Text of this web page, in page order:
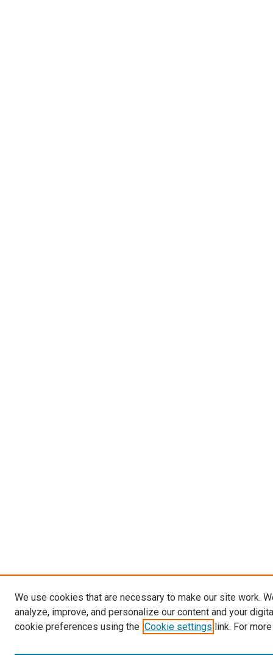
We use cookies that are necessary to make our site work.
analyze, improve, and personalize our content and your
cookie preferences using the Cookie settings link. For